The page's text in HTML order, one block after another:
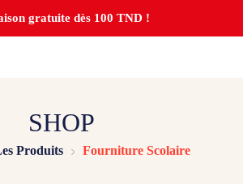
gratuite dès 100 TND !
SHOP
Produits Fourniture Scolaire